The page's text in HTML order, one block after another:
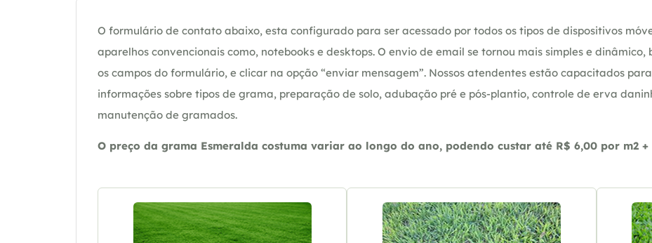
O formulário de contato abaixo, esta configurado para ser acessado por todos os tipos de dispositivos
aparelhos convencionais como, notebooks e desktops. O envio de email se tornou mais simples e
os campos do formulário, e clicar na opção “enviar mensagem”. Nossos atendentes estão capacitados
informações sobre tipos de grama, preparação de solo, adubação pré e pós-plantio, controle de erva
manutenção de gramados.
O preço da grama Esmeralda costuma variar ao longo do ano, podendo custar até R$ 6,00 por m2 +